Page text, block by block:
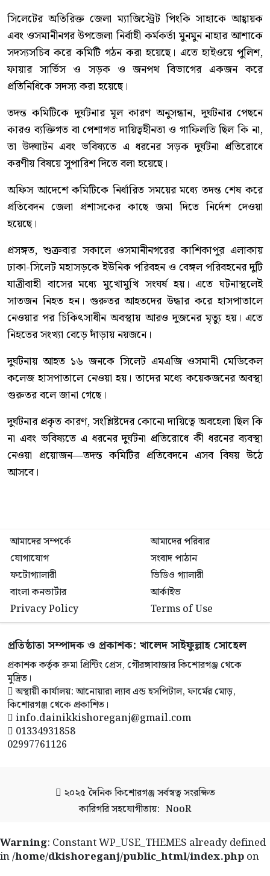
সিলেটের অতিরিক্ত জেলা ম্যাজিস্ট্রেট পিংকি সাহাকে আহ্বায়ক
এবং ওসমানীনগর উপজেলা নির্বাহী কর্মকর্তা মুনমুন নাহার আশাকে
সদস্যসচিব করে কমিটি গঠন করা হয়েছে। এতে হাইওয়ে পুলিশ,
ফায়ার সার্ভিস ও সড়ক ও জনপথ বিভাগের একজন করে
প্রতিনিধিকে সদস্য করা হয়েছে।
তদন্ত কমিটিকে দুর্ঘটনার মূল কারণ অনুসন্ধান, দুর্ঘটনার পেছনে
কারও ব্যক্তিগত বা পেশাগত দায়িত্বহীনতা ও গাফিলতি ছিল কি না,
তা উদ্ঘাটন এবং ভবিষ্যতে এ ধরনের সড়ক দুর্ঘটনা প্রতিরোধে
করণীয় বিষয়ে সুপারিশ দিতে বলা হয়েছে।
অফিস আদেশে কমিটিকে নির্ধারিত সময়ের মধ্যে তদন্ত শেষ করে
প্রতিবেদন জেলা প্রশাসকের কাছে জমা দিতে নির্দেশ দেওয়া
হয়েছে।
প্রসঙ্গত, শুক্রবার সকালে ওসমানীনগরের কাশিকাপুর এলাকায়
ঢাকা-সিলেট মহাসড়কে ইউনিক পরিবহন ও বেঙ্গল পরিবহনের দুটি
যাত্রীবাহী বাসের মধ্যে মুখোমুখি সংঘর্ষ হয়। এতে ঘটনাস্থলেই
সাতজন নিহত হন। গুরুতর আহতদের উদ্ধার করে হাসপাতালে
নেওয়ার পর চিকিৎসাধীন অবস্থায় আরও দুজনের মৃত্যু হয়। এতে
নিহতের সংখ্যা বেড়ে দাঁড়ায় নয়জনে।
দুর্ঘটনায় আহত ১৬ জনকে সিলেট এমএজি ওসমানী মেডিকেল
কলেজ হাসপাতালে নেওয়া হয়। তাদের মধ্যে কয়েকজনের অবস্থা
গুরুতর বলে জানা গেছে।
দুর্ঘটনার প্রকৃত কারণ, সংশ্লিষ্টদের কোনো দায়িত্বে অবহেলা ছিল কি
না এবং ভবিষ্যতে এ ধরনের দুর্ঘটনা প্রতিরোধে কী ধরনের ব্যবস্থা
নেওয়া প্রয়োজন—তদন্ত কমিটির প্রতিবেদনে এসব বিষয় উঠে
আসবে।
আমাদের সম্পর্কে
আমাদের পরিবার
যোগাযোগ
সংবাদ পাঠান
ফটোগ্যালারী
ভিডিও গ্যালারী
বাংলা কনভার্টার
আর্কাইভ
Privacy Policy
Terms of Use
প্রতিষ্ঠাতা সম্পাদক ও প্রকাশক: খালেদ সাইফুল্লাহ সোহেল
প্রকাশক কর্তৃক রুমা প্রিন্টিং প্রেস, গৌরঙ্গাবাজার কিশোরগঞ্জ থেকে
মুদ্রিত।
অস্থায়ী কার্যালয়: আনোয়ারা ল্যাব এন্ড হসপিটাল, ফার্মের মোড়,
কিশোরগঞ্জ থেকে প্রকাশিত।
info.dainikkishoreganj@gmail.com
01334931858
02997761126
২০২৫দৈনিক কিশোরগঞ্জসর্বস্বত্ব সংরক্ষিত
কারিগরি সহযোগীতায়: NooR
Warning: Constant WP_USE_THEMES already defined
in/home/dkishoreganj/public_html/index.phpon